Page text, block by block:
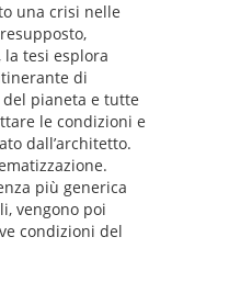
una crisi nelle
tesi esplora
di
pianeta e tutte
le condizioni e
dall’architetto.
più generica
vengono poi
condizioni del